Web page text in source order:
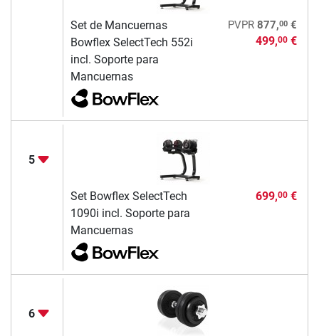
Set de Mancuernas
Bowflex SelectTech 552i
incl. Soporte para
Mancuernas
PVPR 877,00€
499,00€
5
Set Bowflex SelectTech
1090i incl. Soporte para
Mancuernas
699,00€
6